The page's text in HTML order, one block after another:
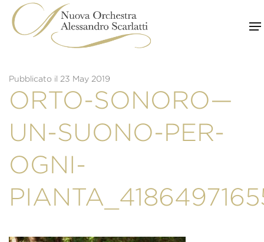
content
Pubblicato il 23 May 2019
ORTO-SONORO—
UN-SUONO-PER-
OGNI-